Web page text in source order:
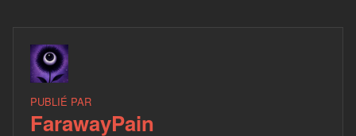
PUBLIÉ PAR
FarawayPain